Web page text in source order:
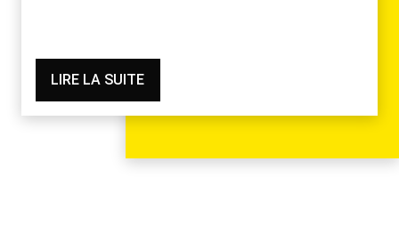
LIRE LA SUITE